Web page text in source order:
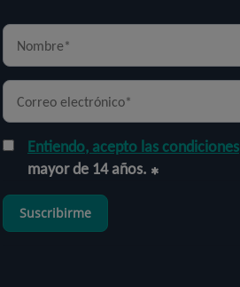
Entiendo, acepto las condiciones
mayor de 14 años.
Suscribirme